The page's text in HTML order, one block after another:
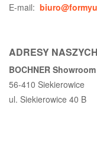
E-mail:
ADRESY
BOCHNER Showroom
56-410 Siekierowice
ul. Siekierowice 40 B